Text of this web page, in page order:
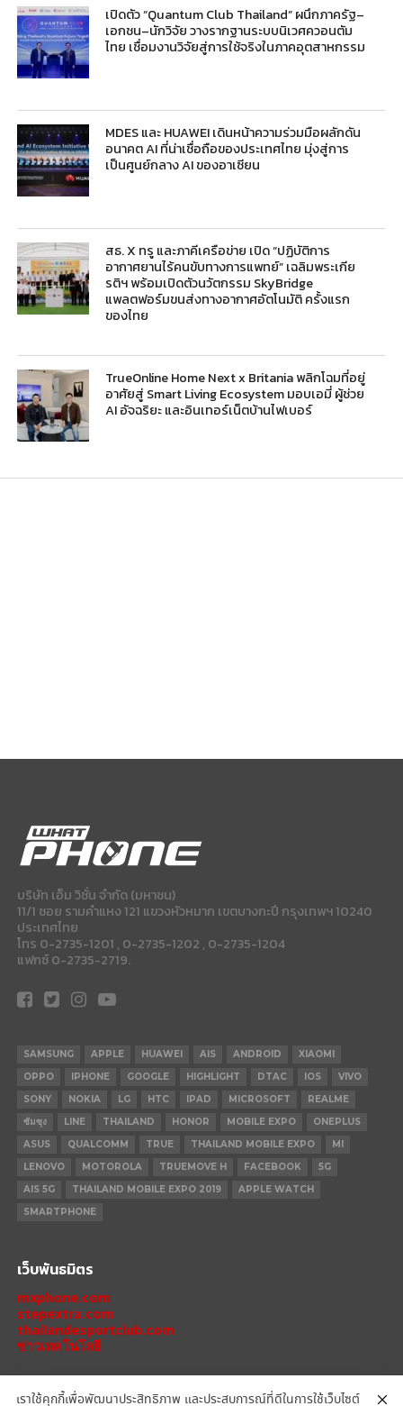
เปิดตัว “Quantum Club Thailand” ผนึกภาครัฐ–
เอกชน–นักวิจัย วางรากฐานระบบนิเวศควอนตัม
ไทย เชื่อมงานวิจัยสู่การใช้จริงในภาคอุตสาหกรรม
MDES และ HUAWEI เดินหน้าความร่วมมือผลักดัน
อนาคต AI ที่น่าเชื่อถือของประเทศไทย มุ่งสู่การ
เป็นศูนย์กลาง AI ของอาเซียน
สธ. X ทรู และภาคีเครือข่าย เปิด “ปฏิบัติการ
อากาศยานไร้คนขับทางการแพทย์” เฉลิมพระเกีย
รติฯ พร้อมเปิดตัวนวัตกรรม SkyBridge
แพลตฟอร์มขนส่งทางอากาศอัตโนมัติ ครั้งแรก
ของไทย
TrueOnline Home Next x Britania พลิกโฉมที่อยู่
อาศัยสู่ Smart Living Ecosystem มอบเอมี่ ผู้ช่วย
AI อัจฉริยะ และอินเทอร์เน็ตบ้านไฟเบอร์
บริษัท เอ็ม วิชั่น จำกัด (มหาชน)
11/1 ซอย รามคำแหง 121 แขวงหัวหมาก เขตบางกะปี กรุงเทพฯ 10240
ประเทศไทย
โทร 0-2735-1201 , 0-2735-1202 , 0-2735-1204
แฟกซ์ 0-2735-2719.
SAMSUNG APPLE HUAWEI AIS ANDROID
XIAOMI
OPPO
IPHONE GOOGLE HIGHLIGHT DTAC IOS
VIVO
SONY
NOKIA LG HTC IPAD MICROSOFT
REALME
ซัมซุง
LINE THAILAND HONOR MOBILE EXPO
ONEPLUS
ASUS
QUALCOMM TRUE THAILAND MOBILE EXPO
MI
LENOVO
MOTOROLA TRUEMOVE H FACEBOOK
5G
AIS 5G
THAILAND MOBILE EXPO 2019
APPLE WATCH
SMARTPHONE
เว็บพันธมิตร
mxphone.com
stepextra.com
thailandesportclub.com
ข่าวเทคโนโลยี
เราใช้คุกกี้เพื่อพัฒนาประสิทธิภาพ และประสบการณ์ที่ดีในการใช้เว็บไซต์